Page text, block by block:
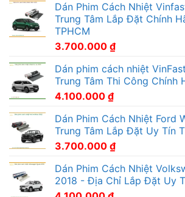
Dán Phim Cách Nhiệt
Trung Tâm Lắp Đặt Chính
TPHCM
3.700.000 ₫
Dán phim cách nhiệt
Trung Tâm Thi Công Chính
4.100.000 ₫
Dán Phim Cách Nhiệt Ford
Trung Tâm Lắp Đặt Uy Tín
3.700.000 ₫
Dán Phim Cách Nhiệt
2018 - Địa Chỉ Lắp Đặt Uy